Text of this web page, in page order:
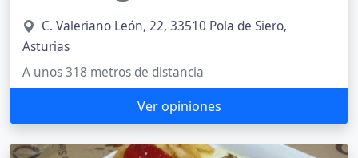
C. Valeriano León, 22, 33510 Pola de Siero,
Asturias
A unos 318 metros de distancia
Ver opiniones